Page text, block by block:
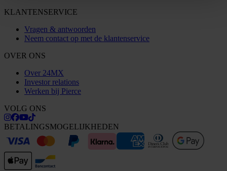
KLANTENSERVICE
Vragen & antwoorden
Neem contact op met de klantenservice
OVER ONS
Over 24MX
Investor relations
Werken bij Pierce
VOLG ONS
BETALINGSMOGELIJKHEDEN